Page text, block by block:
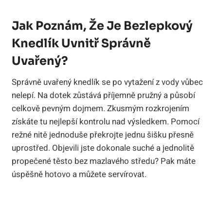
Jak Poznám, Že Je Bezlepkový
Knedlík Uvnitř Správně
Uvařený?
Správně uvařený knedlík se po vytažení z vody vůbec
nelepí. Na dotek zůstává příjemně pružný a působí
celkově pevným dojmem. Zkusmým rozkrojením
získáte tu nejlepší kontrolu nad výsledkem. Pomocí
režné nitě jednoduše překrojte jednu šišku přesně
uprostřed. Objevili jste dokonale suché a jednolitě
propečené těsto bez mazlavého středu? Pak máte
úspěšně hotovo a můžete servírovat.